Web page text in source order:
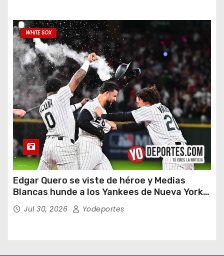
WHITE SOX
Edgar Quero se viste de héroe y Medias
Blancas hunde a los Yankees de Nueva York
en doce entradas
Jul 30, 2026 Yodeportes